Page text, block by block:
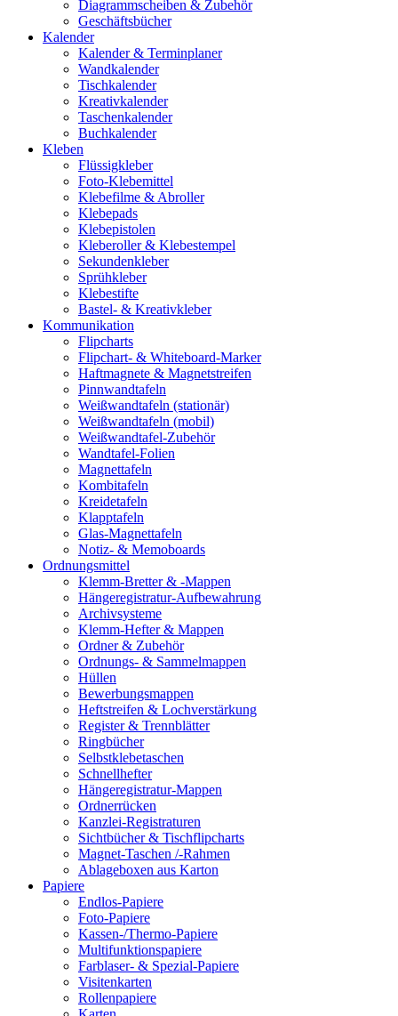
Diagrammscheiben & Zubehör
Geschäftsbücher
Kalender
Kalender & Terminplaner
Wandkalender
Tischkalender
Kreativkalender
Taschenkalender
Buchkalender
Kleben
Flüssigkleber
Foto-Klebemittel
Klebefilme & Abroller
Klebepads
Klebepistolen
Kleberoller & Klebestempel
Sekundenkleber
Sprühkleber
Klebestifte
Bastel- & Kreativkleber
Kommunikation
Flipcharts
Flipchart- & Whiteboard-Marker
Haftmagnete & Magnetstreifen
Pinnwandtafeln
Weißwandtafeln (stationär)
Weißwandtafeln (mobil)
Weißwandtafel-Zubehör
Wandtafel-Folien
Magnettafeln
Kombitafeln
Kreidetafeln
Klapptafeln
Glas-Magnettafeln
Notiz- & Memoboards
Ordnungsmittel
Klemm-Bretter & -Mappen
Hängeregistratur-Aufbewahrung
Archivsysteme
Klemm-Hefter & Mappen
Ordner & Zubehör
Ordnungs- & Sammelmappen
Hüllen
Bewerbungsmappen
Heftstreifen & Lochverstärkung
Register & Trennblätter
Ringbücher
Selbstklebetaschen
Schnellhefter
Hängeregistratur-Mappen
Ordnerrücken
Kanzlei-Registraturen
Sichtbücher & Tischflipcharts
Magnet-Taschen /-Rahmen
Ablageboxen aus Karton
Papiere
Endlos-Papiere
Foto-Papiere
Kassen-/Thermo-Papiere
Multifunktionspapiere
Farblaser- & Spezial-Papiere
Visitenkarten
Rollenpapiere